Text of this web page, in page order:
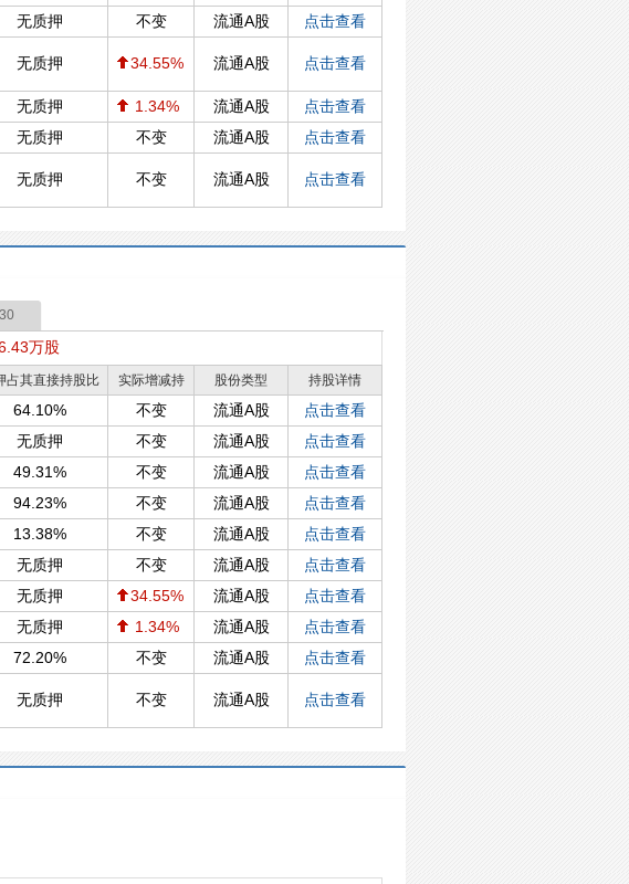
无质押 不变 流通A股 点击查看
无质押 34.55% 流通A股 点击查看
无质押 1.34% 流通A股
点击查看
无质押 不变 流通A股
点击查看
无质押 不变 流通A股 点击查看
万股
占其直接持股比 实际增减持 股份类型 持股详情
64.10% 不变 流通A股
点击查看
无质押 不变 流通A股
点击查看
49.31% 不变 流通A股
点击查看
94.23% 不变 流通A股
点击查看
13.38% 不变 流通A股
点击查看
无质押 不变 流通A股
点击查看
无质押 34.55% 流通A股
点击查看
无质押 1.34% 流通A股
点击查看
72.20% 不变 流通A股
点击查看
无质押 不变 流通A股 点击查看